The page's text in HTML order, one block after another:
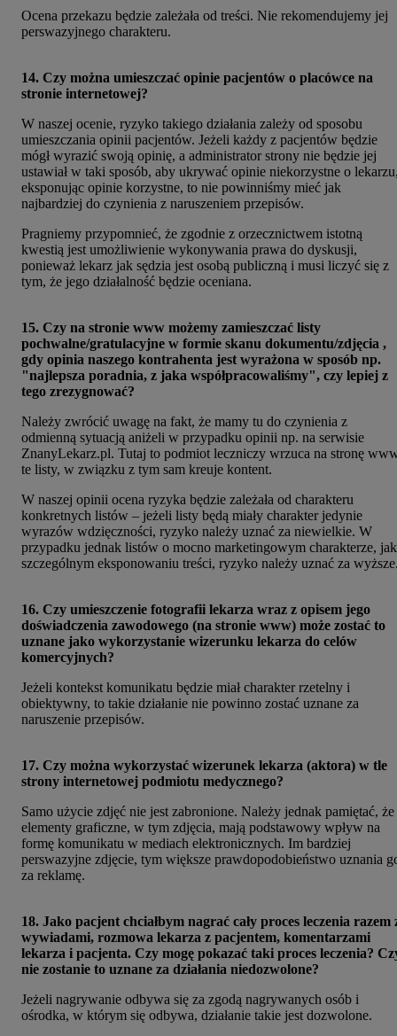
Ocena przekazu będzie zależała od treści. Nie rekomendujemy jej
perswazyjnego charakteru.
14. Czy można umieszczać opinie pacjentów o placówce na
stronie internetowej?
W naszej ocenie, ryzyko takiego działania zależy od sposobu
umieszczania opinii pacjentów. Jeżeli każdy z pacjentów będzie
mógł wyrazić swoją opinię, a administrator strony nie będzie jej
ustawiał w taki sposób, aby ukrywać opinie niekorzystne o
eksponując opinie korzystne, to nie powinniśmy mieć jak
najbardziej do czynienia z naruszeniem przepisów.
Pragniemy przypomnieć, że zgodnie z orzecznictwem istotną
kwestią jest umożliwienie wykonywania prawa do dyskusji,
ponieważ lekarz jak sędzia jest osobą publiczną i musi liczyć się z
tym, że jego działalność będzie oceniana.
15. Czy na stronie www możemy zamieszczać listy
pochwalne/gratulacyjne w formie skanu dokumentu/zdjęcia ,
gdy opinia naszego kontrahenta jest wyrażona w sposób np.
"najlepsza poradnia, z jaka współpracowaliśmy", czy lepiej z
tego zrezygnować?
Należy zwrócić uwagę na fakt, że mamy tu do czynienia z
odmienną sytuacją aniżeli w przypadku opinii np. na serwisie
ZnanyLekarz.pl. Tutaj to podmiot leczniczy wrzuca na stronę
te listy, w związku z tym sam kreuje kontent.
W naszej opinii ocena ryzyka będzie zależała od charakteru
konkretnych listów – jeżeli listy będą miały charakter jedynie
wyrazów wdzięczności, ryzyko należy uznać za niewielkie. W
przypadku jednak listów o mocno marketingowym charakterze,
szczególnym eksponowaniu treści, ryzyko należy uznać za
16. Czy umieszczenie fotografii lekarza wraz z opisem jego
doświadczenia zawodowego (na stronie www) może zostać to
uznane jako wykorzystanie wizerunku lekarza do celów
komercyjnych?
Jeżeli kontekst komunikatu będzie miał charakter rzetelny i
obiektywny, to takie działanie nie powinno zostać uznane za
naruszenie przepisów.
17. Czy można wykorzystać wizerunek lekarza (aktora) w tle
strony internetowej podmiotu medycznego?
Samo użycie zdjęć nie jest zabronione. Należy jednak pamiętać, że
elementy graficzne, w tym zdjęcia, mają podstawowy wpływ na
formę komunikatu w mediach elektronicznych. Im bardziej
perswazyjne zdjęcie, tym większe prawdopodobieństwo uznania
za reklamę.
18. Jako pacjent chciałbym nagrać cały proces leczenia razem
wywiadami, rozmowa lekarza z pacjentem, komentarzami
lekarza i pacjenta. Czy mogę pokazać taki proces leczenia?
nie zostanie to uznane za działania niedozwolone?
Jeżeli nagrywanie odbywa się za zgodą nagrywanych osób i
ośrodka, w którym się odbywa, działanie takie jest dozwolone.